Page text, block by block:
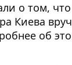
о том,
Киева
об